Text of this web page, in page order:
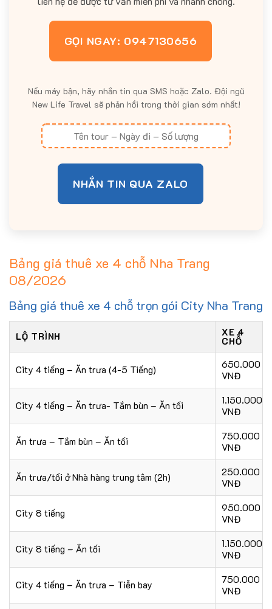
GỌI NGAY: 0947130656
Nếu máy bận, hãy nhắn tin qua SMS hoặc Zalo. Đội ngũ
New Life Travel sẽ phản hồi trong thời gian sớm nhất!
NHẮN TIN QUA ZALO
Bảng giá thuê xe 4 chỗ Nha Trang
08/2026
Bảng giá thuê xe 4 chỗ trọn gói City Nha Trang
LỘ TRÌNH XE 4
CHỖ
City 4 tiếng – Ăn trưa (4-5 Tiếng)
650.000
VNĐ
City 4 tiếng – Ăn trưa- Tắm bùn – Ăn tối
1.150.000
VNĐ
Ăn trưa – Tắm bùn – Ăn tối
750.000
VNĐ
Ăn trưa/tối ở Nhà hàng trung tâm (2h)
250.000
VNĐ
City 8 tiếng
950.000
VNĐ
City 8 tiếng – Ăn tối
1.150.000
VNĐ
City 4 tiếng – Ăn trưa – Tiễn bay
750.000
VNĐ